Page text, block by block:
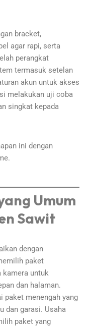
bracket,
agar rapi, serta
perangkat
termasuk setelan
akun untuk akses
melakukan uji coba
singkat kepada
ini dengan
Umum
Sawit
dengan
paket
kamera untuk
dan halaman.
paket menengah yang
dan garasi. Usaha
paket yang